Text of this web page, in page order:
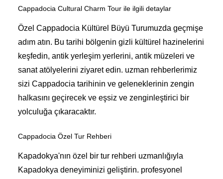
Cappadocia Cultural Charm Tour ile ilgili detaylar
Özel Cappadocia Kültürel Büyü Turumuzda geçmişe
adım atın. Bu tarihi bölgenin gizli kültürel hazinelerini
keşfedin, antik yerleşim yerlerini, antik müzeleri ve
sanat atölyelerini ziyaret edin. uzman rehberlerimiz
sizi Cappadocia tarihinin ve geleneklerinin zengin
halkasını geçirecek ve eşsiz ve zenginleştirici bir
yolculuğa çıkaracaktır.
Cappadocia Özel Tur Rehberi
Kapadokya'nın özel bir tur rehberi uzmanlığıyla
Kapadokya deneyiminizi geliştirin. profesyonel